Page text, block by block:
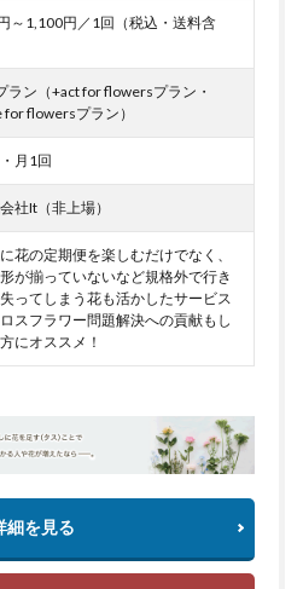
～1,100円／1回（税込・送料含
ラン（+act for flowersプラン・
for flowersプラン）
月1回
社It（非上場）
花の定期便を楽しむだけでなく、
が揃っていないなど規格外で行き
ってしまう花も活かしたサービス
スフラワー問題解決への貢献もし
にオススメ！
細を見る